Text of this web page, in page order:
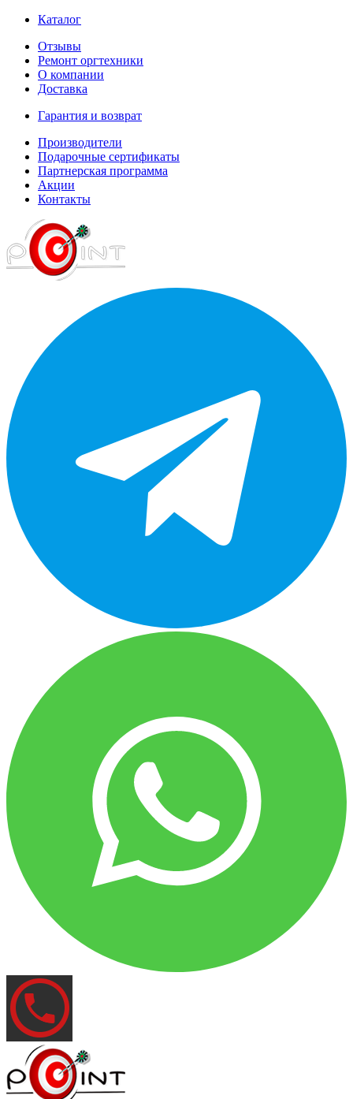
Каталог
Отзывы
Ремонт оргтехники
О компании
Доставка
Гарантия и возврат
Производители
Подарочные сертификаты
Партнерская программа
Акции
Контакты